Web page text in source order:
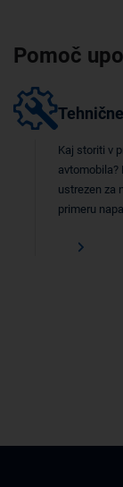
Pomoč
Kaj storiti v
avtomobila?
ustrezen za
primeru